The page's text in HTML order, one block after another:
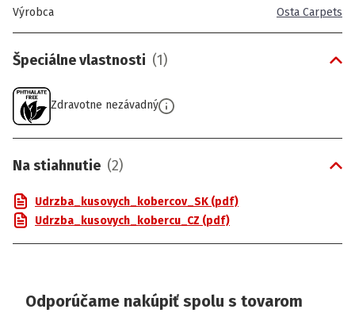
Výrobca Osta Carpets
Špeciálne vlastnosti (1)
Zdravotne nezávadný
Na stiahnutie (2)
Udrzba_kusovych_kobercov_SK (pdf)
Udrzba_kusovych_kobercu_CZ (pdf)
Odporúčame nakúpiť spolu s tovarom